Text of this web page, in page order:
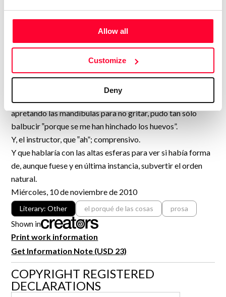
Allow all
Customize
Deny
− ¿Ella?
− La niña bonita ¡Joder! — irritado — ¿O es que no sabes
que existe un orden natural?
− Sí, lo sé, pero…
− ¡Lo sabes, pero te empecinas en que no vienes a entrenar!
¿Por qué?
El dolor, que por unos instantes parecía haber remitido,
arreció de nuevo; se hizo tan fuerte que el caballero,
apretando las mandíbulas para no gritar, pudo tan sólo
balbucir ‟porque se me han hinchado los huevos”.
Y, el instructor, que ‟ah”; comprensivo.
Y que hablaría con las altas esferas para ver si había forma
de, aunque fuese y en última instancia, subvertir el orden
natural.
Miércoles, 10 de noviembre de 2010
Literary: Other el porqué de las cosas prosa
Shown in
Print work information
Get Information Note (USD 23)
COPYRIGHT REGISTERED
DECLARATIONS